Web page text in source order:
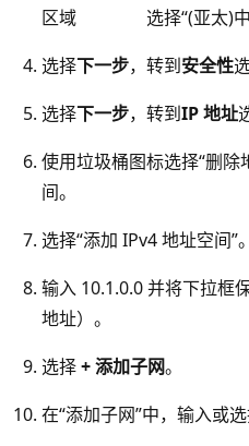
区域
选择“(亚太)
选择下一步，转到安全性
选择下一步，转到IP 地址
使用垃圾桶图标选择“删除
间。
选择“添加 IPv4 地址空间”。
输入 10.1.0.0 并将下拉框
地址）。
选择+ 添加子网。
在“添加子网”中，输入或选